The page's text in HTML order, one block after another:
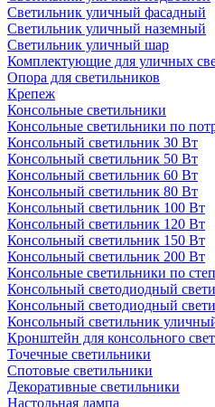
Светильник уличный фасадный
Светильник уличный наземный
Cветильник уличный шар
Комплектующие для уличных
Опора для светильников
Крепеж
Консольные светильники
Консольные светильники по
Консольный светильник 30 Вт
Консольный светильник 50 Вт
Консольный светильник 60 Вт
Консольный светильник 80 Вт
Консольный светильник 100 Вт
Консольный светильник 120 Вт
Консольный светильник 150 Вт
Консольный светильник 200 Вт
Консольные светильники по
Консольный светодиодный
Консольный светодиодный
Консольный светильник
Кронштейн для консольного
Точечные светильники
Спотовые светильники
Декоративные светильники
Настольная лампа